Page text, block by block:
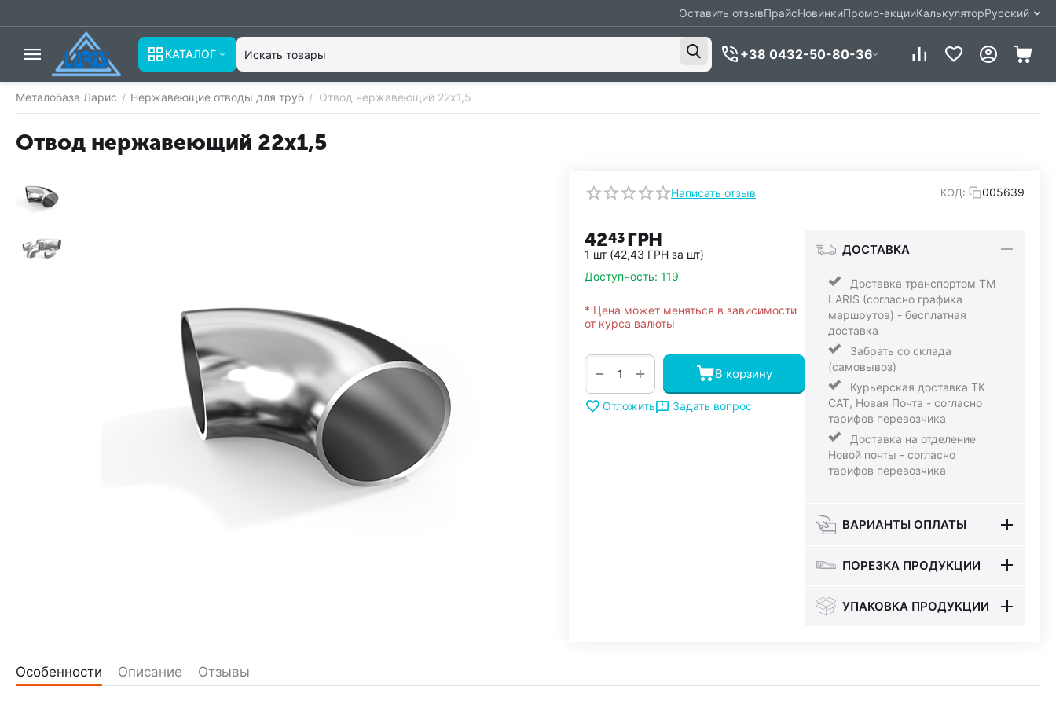
Оставить отзывПрайсНовинкиПромо-акцииКалькуляторРусский
КАТАЛОГ +38 0432-50-80-36
Металобаза Ларис / Нержавеющие отводы для труб / Отвод нержавеющий 22х1,5
Отвод нержавеющий 22х1,5
Написать отзыв КОД: 005639
4243 ГРН
1 шт (42,43 ГРН за шт)
Доступность: 119
* Цена может меняться в зависимости
от курса валюты
+
− В корзину
Отложить Задать вопрос
ДОСТАВКА
Доставка транспортом ТМ
LARIS (согласно графика
маршрутов) - бесплатная
доставка
Забрать со склада
(самовывоз)
Курьерская доставка ТК
САТ, Новая Почта - согласно
тарифов перевозчика
Доставка на отделение
Новой почты - согласно
тарифов перевозчика
ВАРИАНТЫ ОПЛАТЫ
ПОРЕЗКА ПРОДУКЦИИ
УПАКОВКА ПРОДУКЦИИ
Особенности Описание Отзывы